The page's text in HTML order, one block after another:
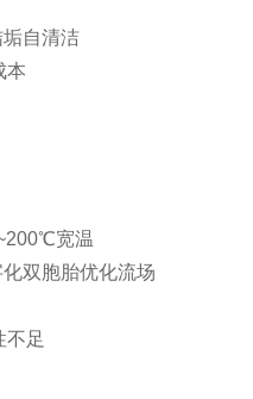
自清洁
本
宽温
双胞胎优化流场
不足